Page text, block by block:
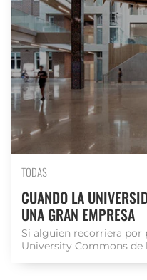
TODAS
CUANDO LA
UNA GRAN EMPRESA
Si alguien recorriera por
University Commons de